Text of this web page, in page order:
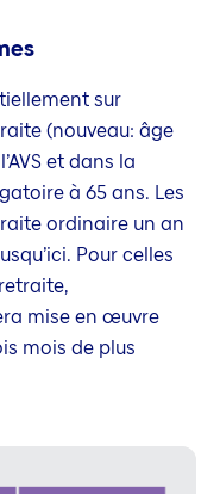
sur
(nouveau: âge
et dans la
à 65 ans. Les
ordinaire un an
Pour celles
mise en œuvre
mois de plus